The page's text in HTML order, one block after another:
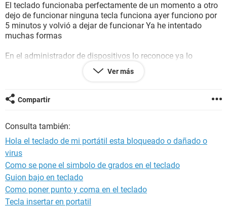
El teclado funcionaba perfectamente de un momento a otro
dejo de funcionar ninguna tecla funciona ayer funciono por
5 minutos y volvió a dejar de funcionar Ya he intentado
muchas formas
En el administrador de dispositivos lo reconoce ya lo
desistale y volví a instalar y nada
Dice que funciona perfectamente pero ninguna tecla sirve
Otra cosa ni funciona en bios restaure la bios y nada
ha esto por favor ayuda
Lo formatee ya que pensé que era un virus pero nada (el
virus lo tenia el otro disco) es decir tiene dos particiones
formatee la primera (so) y luego desinfecte la otra partición
(no c si en ese tiempo alcanzo a infectar de nuevo el so)
pero ya desinfecte los dos con avast free y según el no hay
nada
Ver más
Compartir
Consulta también:
Hola el teclado de mi portátil esta bloqueado o dañado o
virus
Como se pone el simbolo de grados en el teclado
Guion bajo en teclado
Como poner punto y coma en el teclado
Tecla insertar en portatil